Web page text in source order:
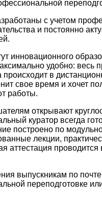
с учетом
и постоянно
инновационного
удобно: весь
в
свое время и хочет
работы.
открывают
куратор всегда
построено по
лекции,
аттестация
выпускникам по
переподготовке